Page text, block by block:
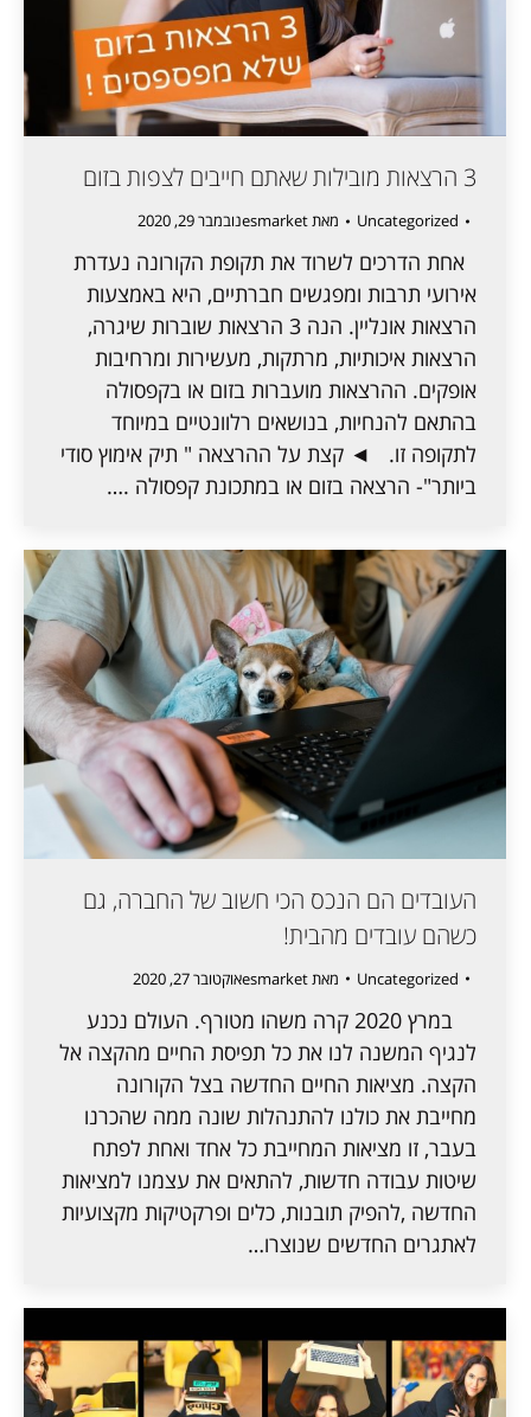
3 הרצאות מובילות שאתם חייבים לצפות בזום
Uncategorized מאתesmarketנובמבר 29, 2020
אחת הדרכים לשרוד את תקופת הקורונה נעדרת
אירועי תרבות ומפגשים חברתיים, היא באמצעות
הרצאות אונליין. הנה 3 הרצאות שוברות שיגרה,
הרצאות איכותיות, מרתקות, מעשירות ומרחיבות
אופקים. ההרצאות מועברות בזום או בקפסולה
בהתאם להנחיות, בנושאים רלוונטיים במיוחד
לתקופה זו. ◄ קצת על ההרצאה " תיק אימוץ סודי
ביותר"- הרצאה בזום או במתכונת קפסולה .…
העובדים הם הנכס הכי חשוב של החברה, גם
כשהם עובדים מהבית!
Uncategorized מאתesmarketאוקטובר 27, 2020
במרץ 2020 קרה משהו מטורף. העולם נכנע
לנגיף המשנה לנו את כל תפיסת החיים מהקצה אל
הקצה. מציאות החיים החדשה בצל הקורונה
מחייבת את כולנו להתנהלות שונה ממה שהכרנו
בעבר, זו מציאות המחייבת כל אחד ואחת לפתח
שיטות עבודה חדשות, להתאים את עצמנו למציאות
החדשה ,להפיק תובנות, כלים ופרקטיקות מקצועיות
לאתגרים החדשים שנוצרו…